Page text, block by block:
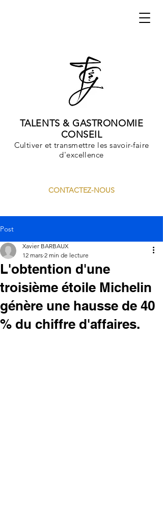
TALENTS & GASTRONOMIE
CONSEIL
Cultiver et transmettre les savoir-faire
d'excellence
CONTACTEZ-NOUS
Post
L'obtention d'une
troisième étoile Michelin
génère une hausse de 40
% du chiffre d'affaires.
Xavier BARBAUX
12 mars 2 min de lecture